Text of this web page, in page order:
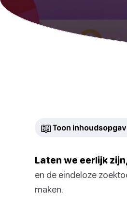
📖 Toon
Laten we eerlijk
en de eindeloze
maken.